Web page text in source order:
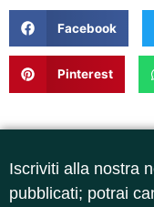
Facebook
Pinterest
Iscriviti alla nostra
pubblicati; potrai